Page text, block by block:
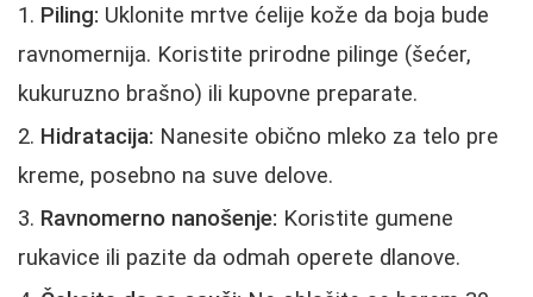
Piling: Uklonite mrtve ćelije kože da boja bude
ravnomernija. Koristite prirodne pilinge (šećer,
kukuruzno brašno) ili kupovne preparate.
Hidratacija: Nanesite obično mleko za telo pre
kreme, posebno na suve delove.
Ravnomerno nanošenje: Koristite gumene
rukavice ili pazite da odmah operete dlanove.